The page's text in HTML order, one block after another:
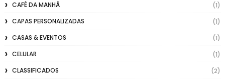
CAFÉ DA MANHÃ
(1)
CAPAS PERSONALIZADAS
(1)
CASAS & EVENTOS
(1)
CELULAR
(1)
CLASSIFICADOS
(2)